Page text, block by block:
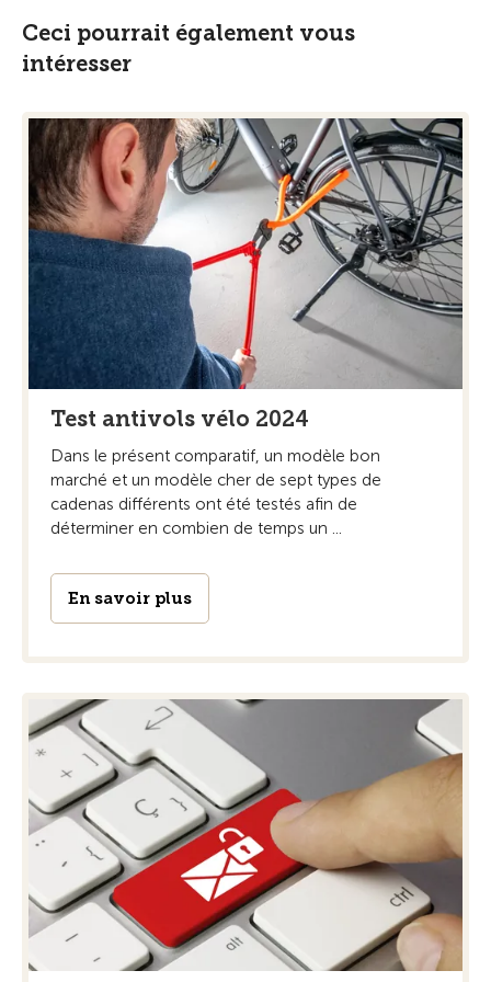
Ceci pourrait également vous
intéresser
Test antivols vélo 2024
Dans le présent comparatif, un modèle bon
marché et un modèle cher de sept types de
cadenas différents ont été testés afin de
déterminer en combien de temps un ...
En savoir plus